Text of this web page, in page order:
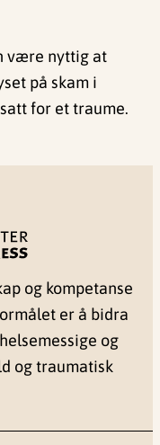
være nyttig at
på skam i
for et traume.
og kompetanse
er å bidra
og
og traumatisk